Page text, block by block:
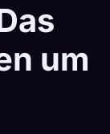
um